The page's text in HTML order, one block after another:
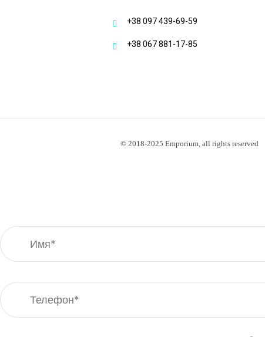
+38 097 439-69-59
+38 067 881-17-85
© 2018-2025 Emporium, all rights reserved